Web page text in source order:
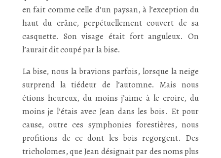
en fait comme celle d’un paysan, à l’exception du
haut du crâne, perpétuellement couvert de sa
casquette. Son visage était fort anguleux. On
l’aurait dit coupé par la bise.
La bise, nous la bravions parfois, lorsque la neige
surprend la tiédeur de l’automne. Mais nous
étions heureux, du moins j’aime à le croire, du
moins je l’étais avec Jean dans les bois. Et pour
cause, outre ces symphonies forestières, nous
profitions de ce dont les bois regorgent. Des
tricholomes, que Jean désignait par des noms plus